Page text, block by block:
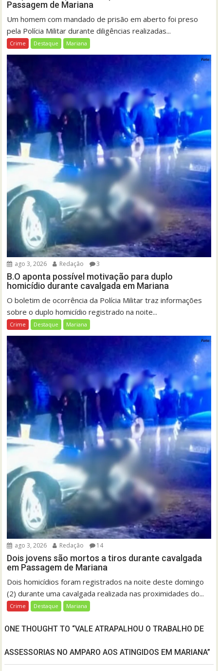
Passagem de Mariana
Um homem com mandado de prisão em aberto foi preso
pela Polícia Militar durante diligências realizadas...
Crime Destaque Mariana
ago 3, 2026 Redação 3
B.O aponta possível motivação para duplo
homicídio durante cavalgada em Mariana
O boletim de ocorrência da Polícia Militar traz informações
sobre o duplo homicídio registrado na noite...
Crime Destaque Mariana
ago 3, 2026 Redação 14
Dois jovens são mortos a tiros durante cavalgada
em Passagem de Mariana
Dois homicídios foram registrados na noite deste domingo
(2) durante uma cavalgada realizada nas proximidades do...
Crime Destaque Mariana
ONE THOUGHT TO “VALE ATRAPALHOU O TRABALHO DE
ASSESSORIAS NO AMPARO AOS ATINGIDOS EM MARIANA”